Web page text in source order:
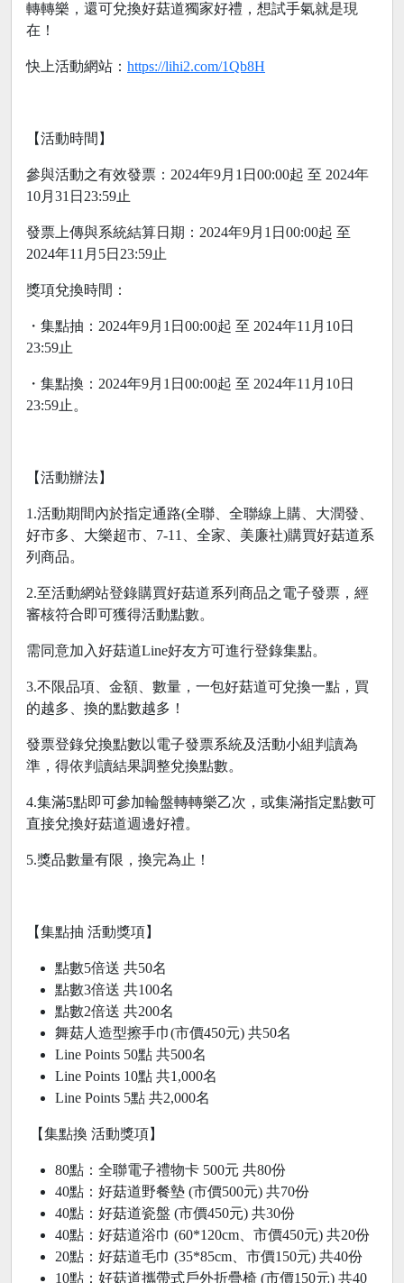
轉轉樂，還可兌換好菇道獨家好禮，想試手氣就是現
在！
快上活動網站： https://lihi2.com/1Qb8H
【活動時間】
參與活動之有效發票：2024年9月1日00:00起 至 2024年
10月31日23:59止
發票上傳與系統結算日期：2024年9月1日00:00起 至
2024年11月5日23:59止
獎項兌換時間：
・集點抽：2024年9月1日00:00起 至 2024年11月10日
23:59止
・集點換：2024年9月1日00:00起 至 2024年11月10日
23:59止。
【活動辦法】
1.活動期間內於指定通路(全聯、全聯線上購、大潤發、
好市多、大樂超市、7-11、全家、美廉社)購買好菇道系
列商品。
2.至活動網站登錄購買好菇道系列商品之電子發票，經
審核符合即可獲得活動點數。
需同意加入好菇道Line好友方可進行登錄集點。
3.不限品項、金額、數量，一包好菇道可兌換一點，買
的越多、換的點數越多！
發票登錄兌換點數以電子發票系統及活動小組判讀為
準，得依判讀結果調整兌換點數。
4.集滿5點即可參加輪盤轉轉樂乙次，或集滿指定點數可
直接兌換好菇道週邊好禮。
5.獎品數量有限，換完為止！
【集點抽 活動獎項】
點數5倍送 共50名
點數3倍送 共100名
點數2倍送 共200名
舞菇人造型擦手巾(市價450元) 共50名
Line Points 50點 共500名
Line Points 10點 共1,000名
Line Points 5點 共2,000名
【集點換 活動獎項】
80點：全聯電子禮物卡 500元 共80份
40點：好菇道野餐墊 (市價500元) 共70份
40點：好菇道瓷盤 (市價450元) 共30份
40點：好菇道浴巾 (60*120cm、市價450元) 共20份
20點：好菇道毛巾 (35*85cm、市價150元) 共40份
10點：好菇道攜帶式戶外折疊椅 (市價150元) 共40